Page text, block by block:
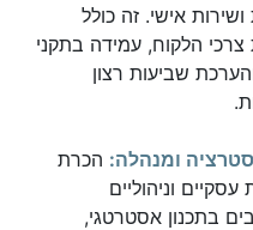
ושירות אישי. זה כולל
הלקוח, עמידה בתקני
שביעות רצון
ומנהלה: הכרת
עסקיים וניהוליים
בתכנון אסטרטגי,